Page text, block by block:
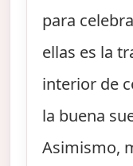
para
ellas es la
interior de
la buena
Asimismo,